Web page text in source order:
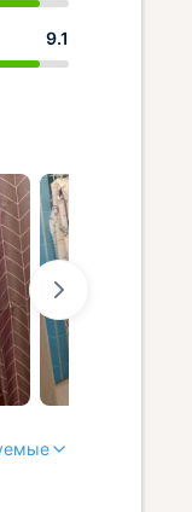
9.1